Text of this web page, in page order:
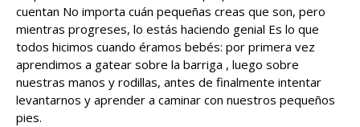
cuentan No importa cuán pequeñas creas que son, pero
mientras progreses, lo estás haciendo genial Es lo que
todos hicimos cuando éramos bebés: por primera vez
aprendimos a gatear sobre la barriga , luego sobre
nuestras manos y rodillas, antes de finalmente intentar
levantarnos y aprender a caminar con nuestros pequeños
pies.